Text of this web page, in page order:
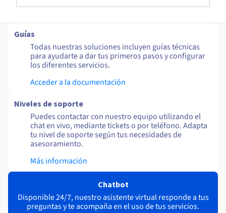
Guías
Todas nuestras soluciones incluyen guías técnicas
para ayudarte a dar tus primeros pasos y configurar
los diferentes servicios.
Acceder a la documentación
Niveles de soporte
Puedes contactar con nuestro equipo utilizando el
chat en vivo, mediante tickets o por teléfono. Adapta
tu nivel de soporte según tus necesidades de
asesoramiento.
Más información
Chatbot
Disponible 24/7, nuestro asistente virtual responde a tus
preguntas y te acompaña en el uso de tus servicios.